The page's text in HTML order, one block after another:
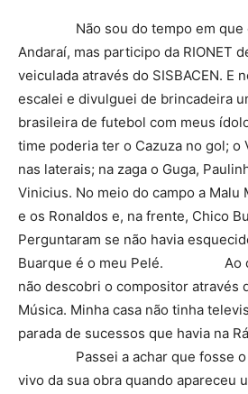
Não sou do tempo em que o
Andaraí, mas participo da RIONET
veiculada através do SISBACEN. E
escalei e divulguei de brincadeira
brasileira de futebol com meus
time poderia ter o Cazuza no gol; o
nas laterais; na zaga o Guga,
Vinicius. No meio do campo a Malu
e os Ronaldos e, na frente, Chico
Perguntaram se não havia
Buarque é o meu Pelé. Ao
não descobri o compositor através
Música. Minha casa não tinha
parada de sucessos que havia na
Passei a achar que fosse o
vivo da sua obra quando apareceu